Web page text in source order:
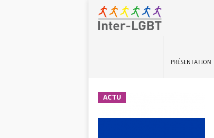
PRÉSENTATION
ACTU